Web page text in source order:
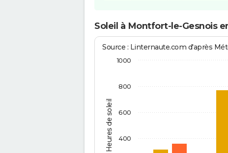
Soleil à Montfort-le-Gesnois
Heures de soleil
Source : Linternaute.com d'après
400
600
800
1000